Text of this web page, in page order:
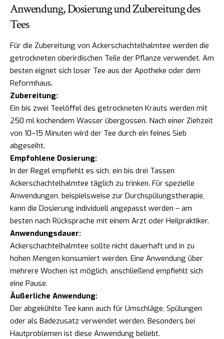
Anwendung, Dosierung und Zubereitung des
Tees
Für die Zubereitung von Ackerschachtelhalmtee werden die
getrockneten oberirdischen Teile der Pflanze verwendet. Am
besten eignet sich loser Tee aus der Apotheke oder dem
Reformhaus.
Zubereitung:
Ein bis zwei Teelöffel des getrockneten Krauts werden mit
250 ml kochendem Wasser übergossen. Nach einer Ziehzeit
von 10–15 Minuten wird der Tee durch ein feines Sieb
abgeseiht.
Empfohlene Dosierung:
In der Regel empfiehlt es sich, ein bis drei Tassen
Ackerschachtelhalmtee täglich zu trinken. Für spezielle
Anwendungen, beispielsweise zur Durchspülungstherapie,
kann die Dosierung individuell angepasst werden – am
besten nach Rücksprache mit einem Arzt oder Heilpraktiker.
Anwendungsdauer:
Ackerschachtelhalmtee sollte nicht dauerhaft und in zu
hohen Mengen konsumiert werden. Eine Anwendung über
mehrere Wochen ist möglich, anschließend empfiehlt sich
eine Pause.
Äußerliche Anwendung:
Der abgekühlte Tee kann auch für Umschläge, Spülungen
oder als Badezusatz verwendet werden. Besonders bei
Hautproblemen ist diese Anwendung beliebt.